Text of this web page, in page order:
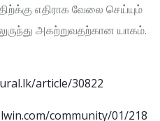
எதிராக வேலை செய்யும்
அகற்றுவதற்கான யாகம்.
article/30822
community/01/218